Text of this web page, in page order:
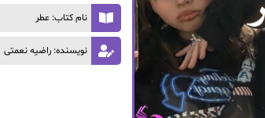
نام کتاب: عطر
نویسنده: راضیه نعمتی